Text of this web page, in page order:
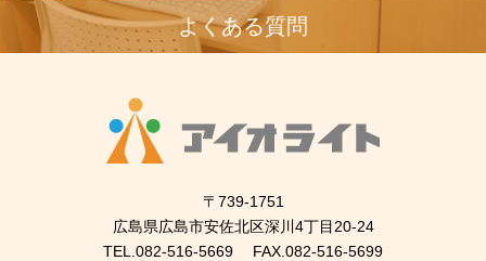
よくある質問
〒739-1751
広島県広島市安佐北区深川4丁目20-24
TEL.082-516-5669 FAX.082-516-5699